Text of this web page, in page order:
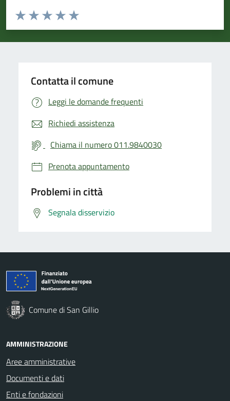
Valuta da 1 a 5 stelle la pagina
Valuta 5 stelle su 5
Valuta 4 stelle su 5
Valuta 3 stelle su 5
Valuta 2 stelle su 5
Valuta 1 stelle su 5
Contatta il comune
Leggi le domande frequenti
Richiedi assistenza
Chiama il numero 011.9840030
Prenota appuntamento
Problemi in città
Segnala disservizio
Comune di San Gillio
AMMINISTRAZIONE
Aree amministrative
Documenti e dati
Enti e fondazioni